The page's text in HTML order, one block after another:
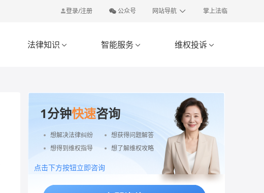
登录/注册 公众号 网站导航 掌上法临
法律知识  智能服务  维权投诉 
1分钟快速咨询
想解决法律纠纷
想获得问题解答
想得到维权指导
想了解维权攻略
点击下方按钮立即咨询